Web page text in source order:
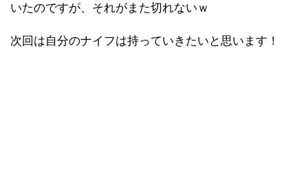
いたのですが、それがまた切れないｗ
次回は自分のナイフは持っていきたいと思います！